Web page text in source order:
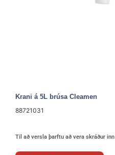
Krani á 5L brúsa Cleamen
88721031
Til að versla þarftu að vera skráður inn